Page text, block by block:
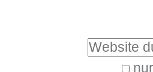
Website durchsuchen